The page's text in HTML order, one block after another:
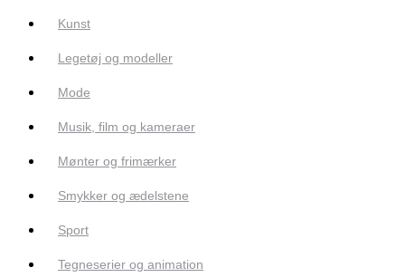
Kunst
Legetøj og modeller
Mode
Musik, film og kameraer
Mønter og frimærker
Smykker og ædelstene
Sport
Tegneserier og animation